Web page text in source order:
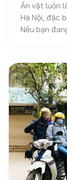
Ăn vặt luôn
Hà Nội, đặc
Nếu bạn
nhất Hà Nội